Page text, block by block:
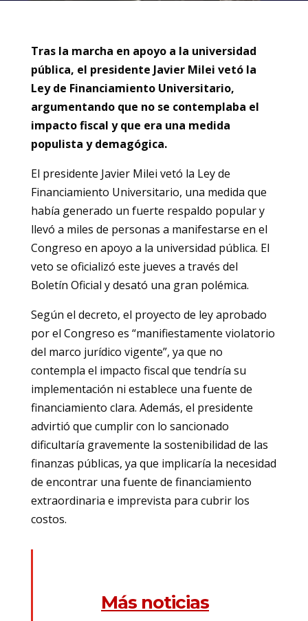
Tras la marcha en apoyo a la universidad
pública, el presidente Javier Milei vetó la
Ley de Financiamiento Universitario,
argumentando que no se contemplaba el
impacto fiscal y que era una medida
populista y demagógica.
El presidente Javier Milei vetó la Ley de
Financiamiento Universitario, una medida que
había generado un fuerte respaldo popular y
llevó a miles de personas a manifestarse en el
Congreso en apoyo a la universidad pública. El
veto se oficializó este jueves a través del
Boletín Oficial y desató una gran polémica.
Según el decreto, el proyecto de ley aprobado
por el Congreso es “manifiestamente violatorio
del marco jurídico vigente”, ya que no
contempla el impacto fiscal que tendría su
implementación ni establece una fuente de
financiamiento clara. Además, el presidente
advirtió que cumplir con lo sancionado
dificultaría gravemente la sostenibilidad de las
finanzas públicas, ya que implicaría la necesidad
de encontrar una fuente de financiamiento
extraordinaria e imprevista para cubrir los
costos.
Más noticias